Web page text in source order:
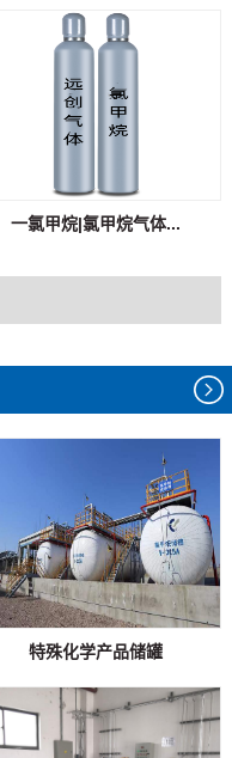
一氯甲烷|氯甲烷气体...
特殊化学产品储罐